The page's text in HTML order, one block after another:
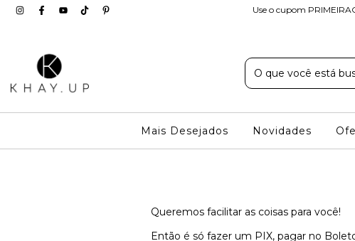
Use o cupom
Mais Desejados Novidades
Queremos facilitar as coisas para você!
Então é só fazer um PIX, pagar no